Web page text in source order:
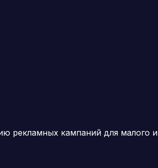
рекламных кампаний для малого